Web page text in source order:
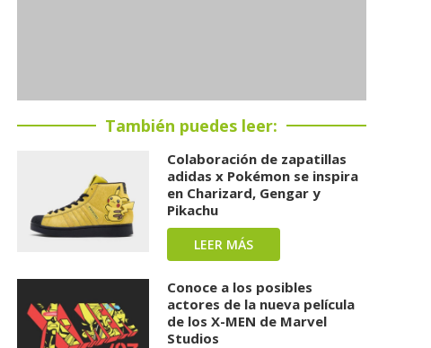
También puedes leer:
Colaboración de zapatillas
adidas x Pokémon se inspira
en Charizard, Gengar y
Pikachu
LEER MÁS
Conoce a los posibles
actores de la nueva película
de los X-MEN de Marvel
Studios